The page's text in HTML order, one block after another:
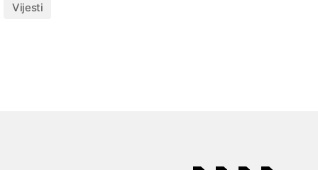
Vijesti